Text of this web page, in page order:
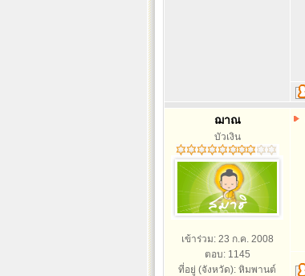
ฌาณ
บัวเงิน
เข้าร่วม: 23 ก.ค. 2008
ตอบ: 1145
ที่อยู่ (จังหวัด): หิมพานต์